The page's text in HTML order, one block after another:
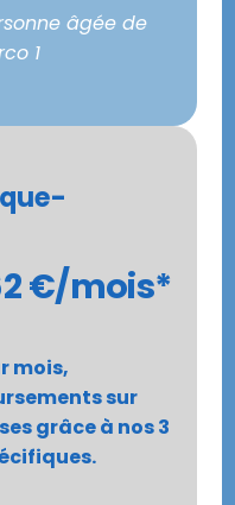
âgée de
1
€/mois*
mois,
sur
grâce à nos 3